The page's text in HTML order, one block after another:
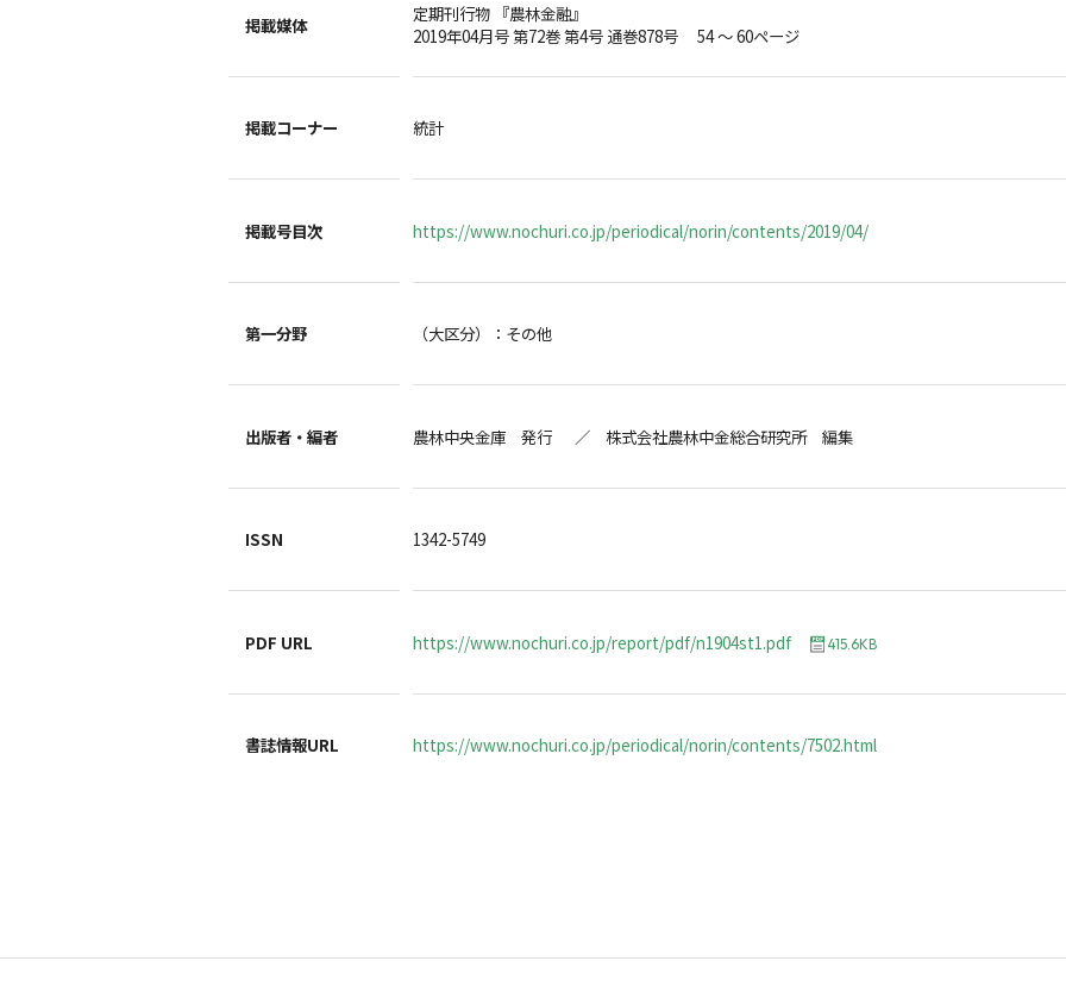
掲載媒体
定期刊行物 『農林金融』
2019年04月号 第72巻 第4号 通巻878号 54 ～ 60ページ
掲載コーナー 統計
掲載号目次 https://www.nochuri.co.jp/periodical/norin/contents/2019/04/
第一分野 （大区分）：その他
出版者・編者 農林中央金庫 発行 ／ 株式会社農林中金総合研究所 編集
ISSN 1342-5749
PDF URL https://www.nochuri.co.jp/report/pdf/n1904st1.pdf 415.6KB
書誌情報URL https://www.nochuri.co.jp/periodical/norin/contents/7502.html